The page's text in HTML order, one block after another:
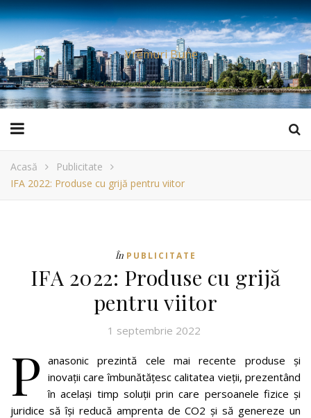
Acasă
Publicitate
IFA 2022: Produse cu grijă pentru viitor
În PUBLICITATE
IFA 2022: Produse cu grijă
pentru viitor
1 septembrie 2022
P anasonic prezintă cele mai recente produse și
inovații care îmbunătățesc calitatea vieții, prezentând
în același timp soluții prin care persoanele fizice și
juridice să își reducă amprenta de CO2 și să genereze un